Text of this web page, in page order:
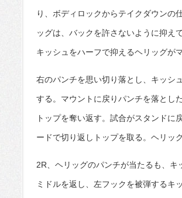
り、ボディロックからテイクダウンの
ッグは、バックを許さないように抑え
キッシュをハーフで抑えるヘリッグが
右のパンチを思い切り落とし、キッシ
する。マウントに戻りパンチを落とし
トップを奪い返す。試合がスタンド
ードで切り返しトップを取る。ヘリッ
2R、ヘリッグのパンチが当たるも、
ミドルを返し、左フックを被弾するキ